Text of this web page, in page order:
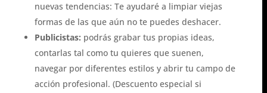
nuevas tendencias: Te ayudaré a limpiar viejas
formas de las que aún no te puedes deshacer.
Publicistas: podrás grabar tus propias ideas,
contarlas tal como tu quieres que suenen,
navegar por diferentes estilos y abrir tu campo de
acción profesional. (Descuento especial si